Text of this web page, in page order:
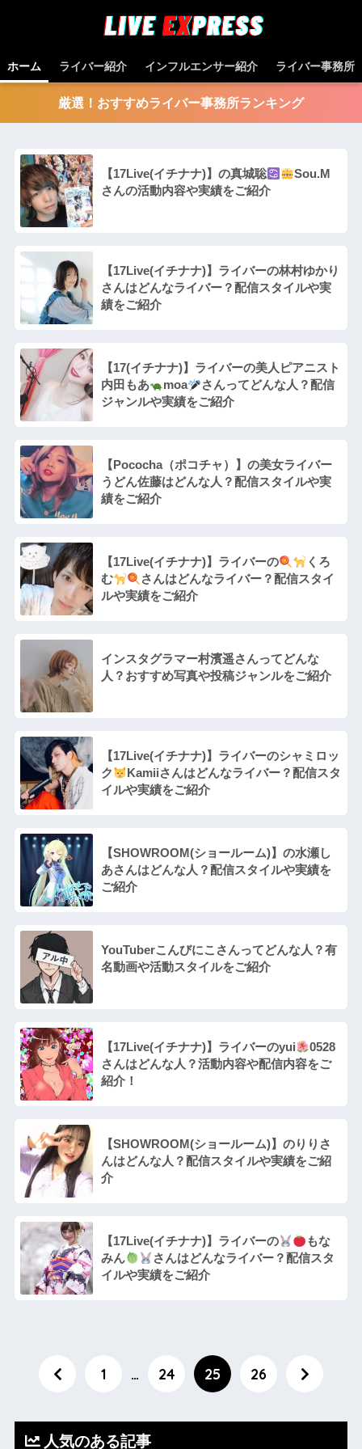
ホーム ライバー紹介 インフルエンサー紹介 ライバー事務所
厳選！おすすめライバー事務所ランキング
【17Live(イチナナ)】の真城聡
Sou.M
さんの活動内容や実績をご紹介
【17Live(イチナナ)】ライバーの林村ゆかり
さんはどんなライバー？配信スタイルや実
績をご紹介
【17(イチナナ)】ライバーの美人ピアニスト
内田もあ
moa
さんってどんな人？配信
ジャンルや実績をご紹介
【Pococha（ポコチャ）】の美女ライバー
うどん佐藤はどんな人？配信スタイルや実
績をご紹介
【17Live(イチナナ)】ライバーの
くろ
む
さんはどんなライバー？配信スタイ
ルや実績をご紹介
インスタグラマー村濱遥さんってどんな
⼈？おすすめ写真や投稿ジャンルをご紹介
【17Live(イチナナ)】ライバーのシャミロッ
ク
Kamiiさんはどんなライバー？配信スタ
イルや実績をご紹介
【SHOWROOM(ショールーム)】の水瀬し
あさんはどんな人？配信スタイルや実績を
ご紹介
YouTuberこんびにこさんってどんな⼈？有
名動画や活動スタイルをご紹介
【17Live(イチナナ)】ライバーのyui
0528
さんはどんな人？活動内容や配信内容をご
紹介！
【SHOWROOM(ショールーム)】のりりさ
んはどんな人？配信スタイルや実績をご紹
介
【17Live(イチナナ)】ライバーの
もな
みん
さんはどんなライバー？配信スタ
イルや実績をご紹介
1 … 24 25 26
人気のある記事